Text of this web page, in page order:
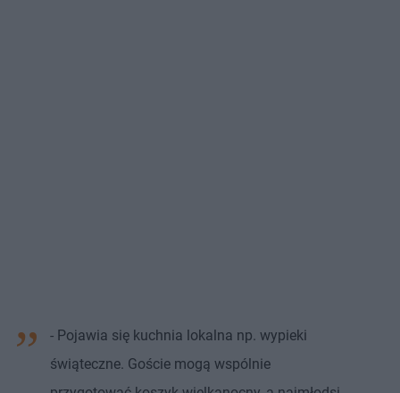
- Pojawia się kuchnia lokalna np. wypieki
świąteczne. Goście mogą wspólnie